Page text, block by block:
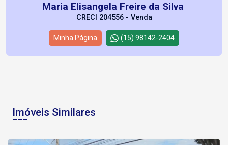
Maria Elisangela Freire da Silva
CRECI 204556 - Venda
Minha Página (15) 98142-2404
Imóveis Similares